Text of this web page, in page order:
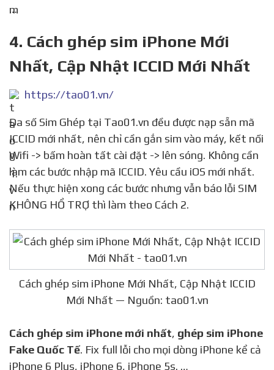
…
4. Cách ghép sim iPhone Mới
Nhất, Cập Nhật ICCID Mới Nhất
https://tao01.vn/
Đa số Sim Ghép tại Tao01.vn đều được nạp sẵn mã
ICCID mới nhất, nên chỉ cần gắn sim vào máy, kết nối
Wifi -> bấm hoàn tất cài đặt -> lên sóng. Không cần
làm các bước nhập mã ICCID. Yêu cầu iOS mới nhất.
Nếu thực hiện xong các bước nhưng vẫn báo lỗi SIM
KHÔNG HỔ TRỢ thì làm theo Cách 2.
Cách ghép sim iPhone Mới Nhất, Cập Nhật ICCID
Mới Nhất — Nguồn: tao01.vn
Cách ghép sim iPhone mới nhất, ghép sim iPhone
Fake Quốc Tế. Fix full lỗi cho mọi dòng iPhone kể cả
iPhone 6 Plus, iPhone 6, iPhone 5s. …